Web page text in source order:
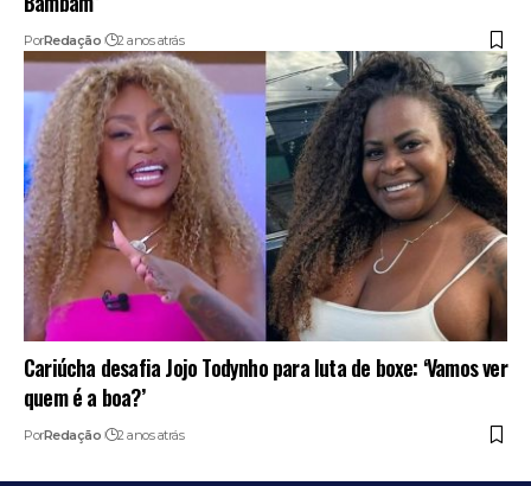
PorRedação 2 anos atrás
Cariúcha desafia Jojo Todynho para luta de boxe: ‘Vamos ver
quem é a boa?’
PorRedação 2 anos atrás